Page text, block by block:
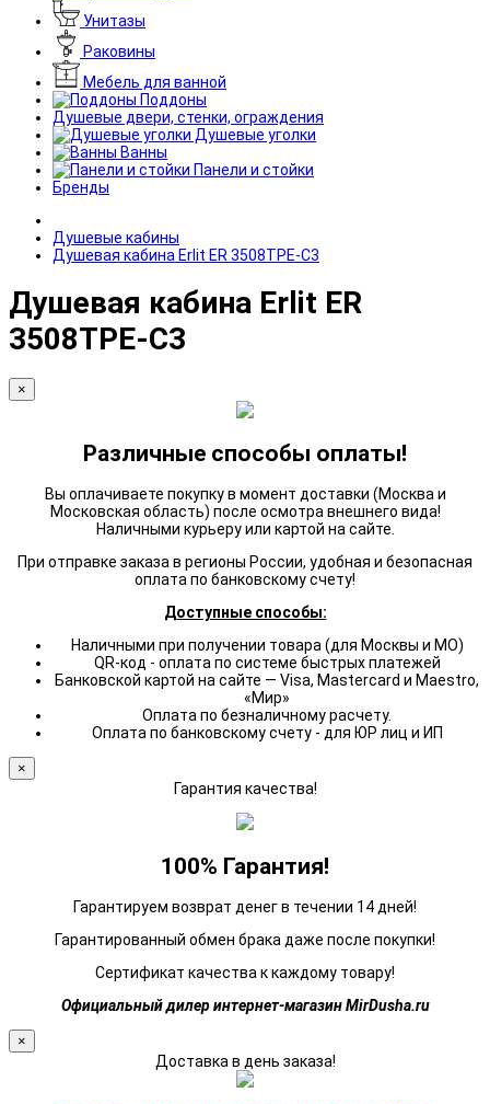
Унитазы
Раковины
Мебель для ванной
Поддоны
Душевые двери, стенки, ограждения
Душевые уголки
Ванны
Панели и стойки
Бренды
Душевые кабины
Душевая кабина Erlit ER 3508TPE-C3
Душевая кабина Erlit ER
3508TPE-C3
×
Различные способы оплаты!
Вы оплачиваете покупку в момент доставки (Москва и
Московская область) после осмотра внешнего вида!
Наличными курьеру или картой на сайте.
При отправке заказа в регионы России, удобная и безопасная
оплата по банковскому счету!
Доступные способы:
Наличными при получении товара (для Москвы и МО)
QR-код - оплата по системе быстрых платежей
Банковской картой на сайте — Visa, Mastercard и Maestro,
«Мир»
Оплата по безналичному расчету.
Оплата по банковскому счету - для ЮР лиц и ИП
×
Гарантия качества!
100% Гарантия!
Гарантируем возврат денег в течении 14 дней!
Гарантированный обмен брака даже после покупки!
Сертификат качества к каждому товару!
Официальный дилер интернет-магазин MirDusha.ru
×
Доставка в день заказа!